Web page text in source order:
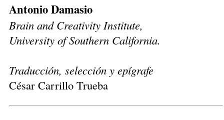
Antonio Damasio
Brain and Creativity Institute,
University of Southern California.
Traducción, selección y epígrafe
César Carrillo Trueba